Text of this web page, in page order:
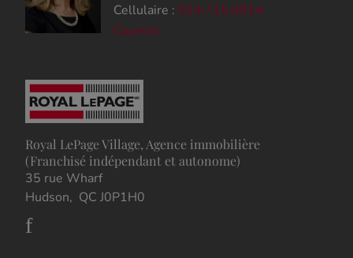
Cellulaire : 514.715.4514
Courriel
Royal LePage Village, Agence immobilière
(Franchisé indépendant et autonome)
35 rue Wharf
Hudson, QC J0P1H0